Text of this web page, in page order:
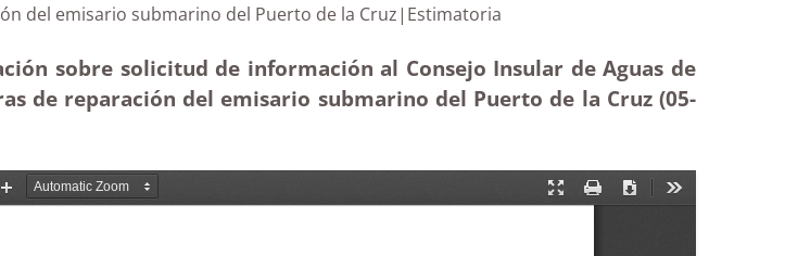
del emisario submarino del Puerto de la Cruz|Estimatoria
sobre solicitud de información al Consejo Insular de Aguas de
de reparación del emisario submarino del Puerto de la Cruz (05-